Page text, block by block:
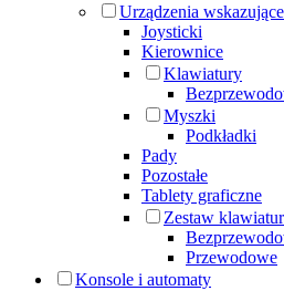
Urządzenia wskazujące
Joysticki
Kierownice
Klawiatury
Myszki
Podkładki
Pady
Pozostałe
Tablety graficzne
Zestaw
Przewodowe
Konsole i automaty